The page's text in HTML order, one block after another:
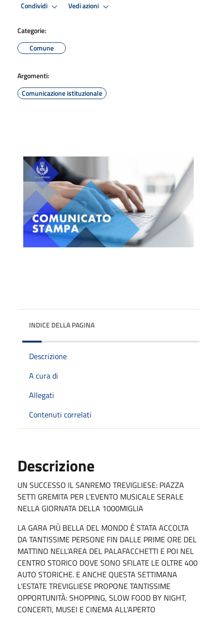
Condividi Vedi azioni
Categorie:
Comune
Argomenti:
Comunicazione istituzionale
INDICE DELLA PAGINA
Descrizione
A cura di
Allegati
Contenuti correlati
Descrizione
UN SUCCESSO IL SANREMO TREVIGLIESE: PIAZZA
SETTI GREMITA PER L’EVENTO MUSICALE SERALE
NELLA GIORNATA DELLA 1000MIGLIA
LA GARA PIÙ BELLA DEL MONDO È STATA ACCOLTA
DA TANTISSIME PERSONE FIN DALLE PRIME ORE DEL
MATTINO NELL’AREA DEL PALAFACCHETTI E POI NEL
CENTRO STORICO DOVE SONO SFILATE LE OLTRE 400
AUTO STORICHE. E ANCHE QUESTA SETTIMANA
L'ESTATE TREVIGLIESE PROPONE TANTISSIME
OPPORTUNITÀ: SHOPPING, SLOW FOOD BY NIGHT,
CONCERTI, MUSEI E CINEMA ALL'APERTO